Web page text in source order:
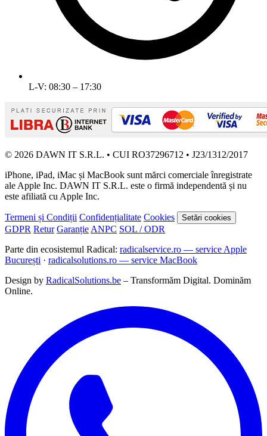
L-V: 08:30 – 17:30
© 2026 DAWN IT S.R.L. • CUI RO37296712 • J23/1312/2017
iPhone, iPad, iMac și MacBook sunt mărci comerciale înregistrate
ale Apple Inc. DAWN IT S.R.L. este o firmă independentă și nu
este afiliată cu Apple Inc.
Termeni și Condiții Confidențialitate Cookies Setări cookies
GDPR Retur Garanție ANPC SOL / ODR
Parte din ecosistemul Radical: radicalservice.ro — service Apple
București · radicalsolutions.ro — service MacBook
Design by RadicalSolutions.be – Transformăm Digital. Dominăm
Online.